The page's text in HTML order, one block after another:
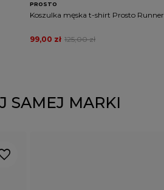
PROSTO
Koszulka męska t-shirt Prosto Runner
125,00 zł
99,00 zł
SAMEJ MARKI